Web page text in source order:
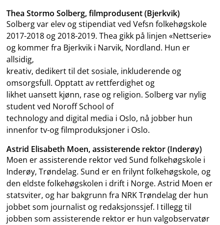
Thea Stormo Solberg, filmprodusent (Bjerkvik)
Solberg var elev og stipendiat ved Vefsn folkehøgskole
2017-2018 og 2018-2019. Thea gikk på linjen «Nettserie»
og kommer fra Bjerkvik i Narvik, Nordland. Hun er
allsidig,
kreativ, dedikert til det sosiale, inkluderende og
omsorgsfull. Opptatt av rettferdighet og
likhet uansett kjønn, rase og religion. Solberg var nylig
student ved Noroff School of
technology and digital media i Oslo, nå jobber hun
innenfor tv-og filmproduksjoner i Oslo.
Astrid Elisabeth Moen, assisterende rektor (Inderøy)
Moen er assisterende rektor ved Sund folkehøgskole i
Inderøy, Trøndelag. Sund er en frilynt folkehøgskole, og
den eldste folkehøgskolen i drift i Norge. Astrid Moen er
statsviter, og har bakgrunn fra NRK Trøndelag der hun
jobbet som journalist og redaksjonssjef. I tillegg til
jobben som assisterende rektor er hun valgobservatør